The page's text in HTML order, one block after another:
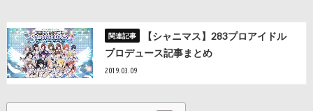
【シャニマス】283プロアイドル
プロデュース記事まとめ
2019.03.09